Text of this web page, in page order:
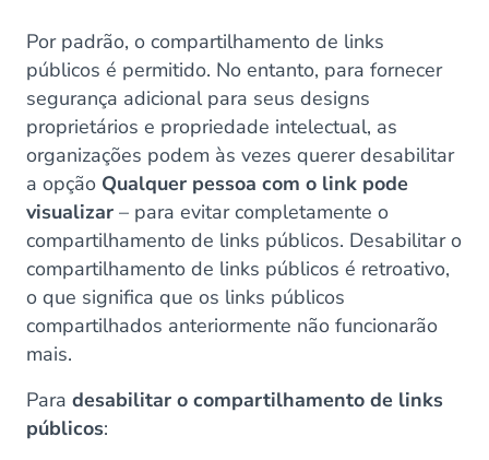
Por padrão, o compartilhamento de links
públicos é permitido. No entanto, para fornecer
segurança adicional para seus designs
proprietários e propriedade intelectual, as
organizações podem às vezes querer desabilitar
a opção Qualquer pessoa com o link pode
visualizar – para evitar completamente o
compartilhamento de links públicos. Desabilitar o
compartilhamento de links públicos é retroativo,
o que significa que os links públicos
compartilhados anteriormente não funcionarão
mais.
Para desabilitar o compartilhamento de links
públicos: